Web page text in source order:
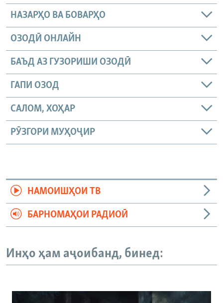
НАЗАРҲО ВА БОВАРҲО
ОЗОДӢ ОНЛАЙН
БАЪД АЗ ГУЗОРИШИ ОЗОДӢ
ГАПИ ОЗОД
САЛОМ, ХОҲАР
РӮЗГОРИ МУҲОҶИР
НАМОИШҲОИ ТВ
БАРНОМАҲОИ РАДИОӢ
Инҳо ҳам аҷоибанд, бинед: